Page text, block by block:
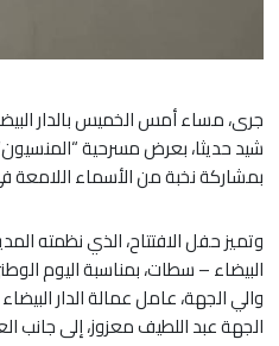
جرى، مساء أمس الخميس بالدار
شيد حديثا، بعرض مسرحية
بمشاركة نخبة من الأسماء
وتميز حفل الافتتاح، الذي نظمته
البيضاء – سطات، بمناسبة اليوم
والي الجهة، عامل عمالة الدار
الجهة عبد اللطيف معزوز، إلى جانب